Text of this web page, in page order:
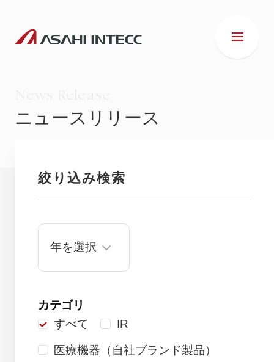
IR情報
事業紹介
ESG
ニュースリリース
絞り込み検索
カテゴリ
すべて
IR
医療機器（自社ブランド製品）